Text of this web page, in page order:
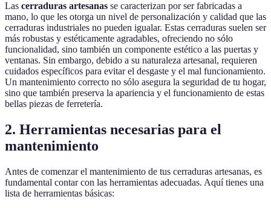
Las cerraduras artesanas se caracterizan por ser fabricadas a
mano, lo que les otorga un nivel de personalización y calidad que las
cerraduras industriales no pueden igualar. Estas cerraduras suelen ser
más robustas y estéticamente agradables, ofreciendo no sólo
funcionalidad, sino también un componente estético a las puertas y
ventanas. Sin embargo, debido a su naturaleza artesanal, requieren
cuidados específicos para evitar el desgaste y el mal funcionamiento.
Un mantenimiento correcto no sólo asegura la seguridad de tu hogar,
sino que también preserva la apariencia y el funcionamiento de estas
bellas piezas de ferretería.
2. Herramientas necesarias para el
mantenimiento
Antes de comenzar el mantenimiento de tus cerraduras artesanas, es
fundamental contar con las herramientas adecuadas. Aquí tienes una
lista de herramientas básicas: